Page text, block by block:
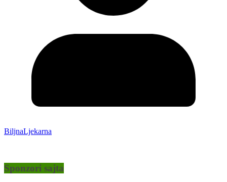
BiljnaLjekarna
Sponzori sajta